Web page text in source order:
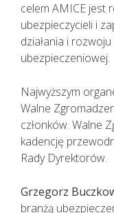
celem AMICE jest
ubezpieczycieli i
działania i
ubezpieczeniowej.
Najwyższym
Walne
członków. Walne
kadencję
Rady Dyrektorów.
Grzegorz
branżą